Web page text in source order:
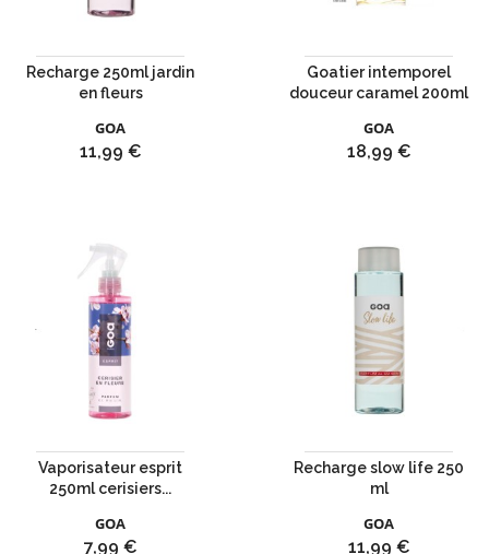
Recharge 250ml jardin
en fleurs
GOA
Prix
11,99 €
Goatier intemporel
douceur caramel 200ml
GOA
Prix
18,99 €
Vaporisateur esprit
250ml cerisiers...
GOA
Prix
7,99 €
Recharge slow life 250
ml
GOA
Prix
11,99 €